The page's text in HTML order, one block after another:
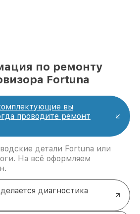
по ремонту
Fortuna
вы
проводите ремонт
детали Fortuna или
На всё оформляем
диагностика